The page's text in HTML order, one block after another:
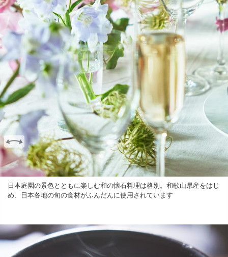
日本庭園の景色とともに楽しむ和の懐石料理は格別。和歌山県産をはじ
め、日本各地の旬の⾷材がふんだんに使用されています